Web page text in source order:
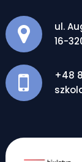
ul.
16-
+48